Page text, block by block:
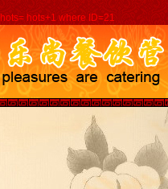
hots+1 where ID=21